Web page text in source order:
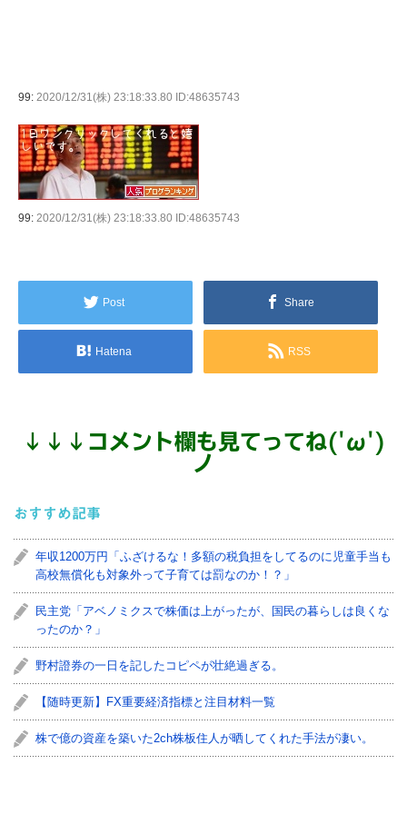
99: 2020/12/31(株) 23:18:33.80 ID:48635743
99: 2020/12/31(株) 23:18:33.80 ID:48635743
Post Share
Hatena RSS
↓ ↓ ↓ コメント欄も見てってね('ω')
ノ
おすすめ記事
年収1200万円「ふざけるな！多額の税負担をしてるのに児童手当も
高校無償化も対象外って子育ては罰なのか！？」
民主党「アベノミクスで株価は上がったが、国民の暮らしは良くな
ったのか？」
野村證券の一日を記したコピペが壮絶過ぎる。
【随時更新】FX重要経済指標と注目材料一覧
株で億の資産を築いた2ch株板住人が晒してくれた手法が凄い。